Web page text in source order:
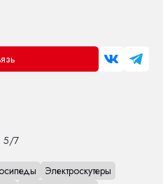
5/7
Электроскутеры